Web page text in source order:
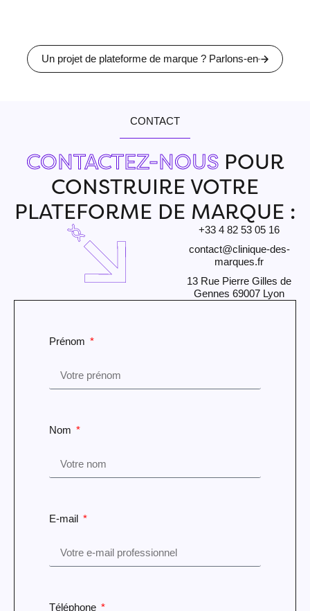
Un projet de plateforme de marque ? Parlons-en
CONTACT
CONTACTEZ-NOUS POUR
CONSTRUIRE VOTRE
PLATEFORME DE MARQUE :
+33 4 82 53 05 16
contact@clinique-des-
marques.fr
13 Rue Pierre Gilles de
Gennes 69007 Lyon
Prénom
Nom
E-mail
Téléphone